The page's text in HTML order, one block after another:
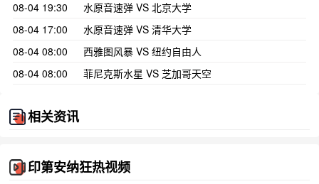
08-04 19:30
水原音速弹 VS 北京大学
08-04 17:00
水原音速弹 VS 清华大学
08-04 08:00
西雅图风暴 VS 纽约自由人
08-04 08:00
菲尼克斯水星 VS 芝加哥天空
相关资讯
印第安纳狂热视频